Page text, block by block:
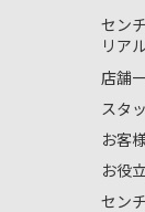
セン
リア
店舗
スタ
お客
お役
セン